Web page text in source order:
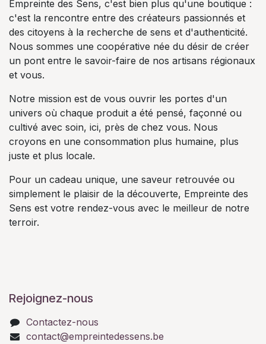
Empreinte des Sens, c'est bien plus qu'une boutique :
c'est la rencontre entre des créateurs passionnés et
des citoyens à la recherche de sens et d'authenticité.
Nous sommes une coopérative née du désir de créer
un pont entre le savoir-faire de nos artisans régionaux
et vous.
Notre mission est de vous ouvrir les portes d'un
univers où chaque produit a été pensé, façonné ou
cultivé avec soin, ici, près de chez vous. Nous
croyons en une consommation plus humaine, plus
juste et plus locale.
Pour un cadeau unique, une saveur retrouvée ou
simplement le plaisir de la découverte, Empreinte des
Sens est votre rendez-vous avec le meilleur de notre
terroir.
Rejoignez-nous
Contactez-nous
contact@empreintedessens.be